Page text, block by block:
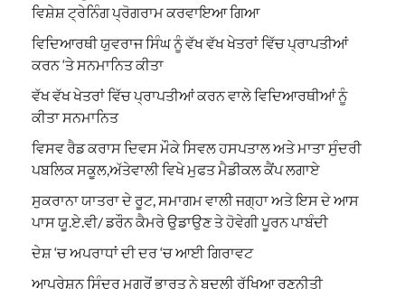
ਵਿਸ਼ੇਸ਼ ਟ੍ਰੇਨਿੰਗ ਪ੍ਰੋਗਰਾਮ ਕਰਵਾਇਆ ਗਿਆ
ਵਿਦਿਆਰਥੀ ਯੁਵਰਾਜ ਸਿੰਘ ਨੂੰ ਵੱਖ ਵੱਖ ਖੇਤਰਾਂ ਵਿੱਚ ਪ੍ਰਾਪਤੀਆਂ
ਕਰਨ ‘ਤੇ ਸਨਮਾਨਿਤ ਕੀਤਾ
ਵੱਖ ਵੱਖ ਖੇਤਰਾਂ ਵਿੱਚ ਪ੍ਰਾਪਤੀਆਂ ਕਰਨ ਵਾਲੇ ਵਿਦਿਆਰਥੀਆਂ ਨੂੰ
ਕੀਤਾ ਸਨਮਾਨਿਤ
ਵਿਸਵ ਰੈਡ ਕਰਾਸ ਦਿਵਸ ਮੌਕੇ ਸਿਵਲ ਹਸਪਤਾਲ ਅਤੇ ਮਾਤਾ ਸੁੰਦਰੀ
ਪਬਲਿਕ ਸਕੂਲ,ਅੱਤੇਵਾਲੀ ਵਿਖੇ ਮੁਫਤ ਮੈਡੀਕਲ ਕੈਂਪ ਲਗਾਏ
ਸੁਕਰਾਨਾ ਯਾਤਰਾ ਦੇ ਰੂਟ, ਸਮਾਗਮ ਵਾਲੀ ਜਗ੍ਹਾ ਅਤੇ ਇਸ ਦੇ ਆਸ
ਪਾਸ ਯੂ.ਏ.ਵੀ/ ਡਰੌਨ ਕੈਮਰੇ ਉਡਾਉਣ ਤੇ ਹੋਵੇਗੀ ਪੂਰਨ ਪਾਬੰਦੀ
ਦੇਸ਼ ‘ਚ ਅਪਰਾਧਾਂ ਦੀ ਦਰ ‘ਚ ਆਈ ਗਿਰਾਵਟ
ਆਪ੍ਰੇਸ਼ਨ ਸਿੰਦੂਰ ਮਗਰੋਂ ਭਾਰਤ ਨੇ ਬਦਲੀ ਰੱਖਿਆ ਰਣਨੀਤੀ